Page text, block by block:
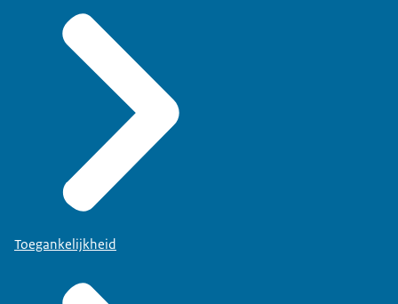
Toegankelijkheid